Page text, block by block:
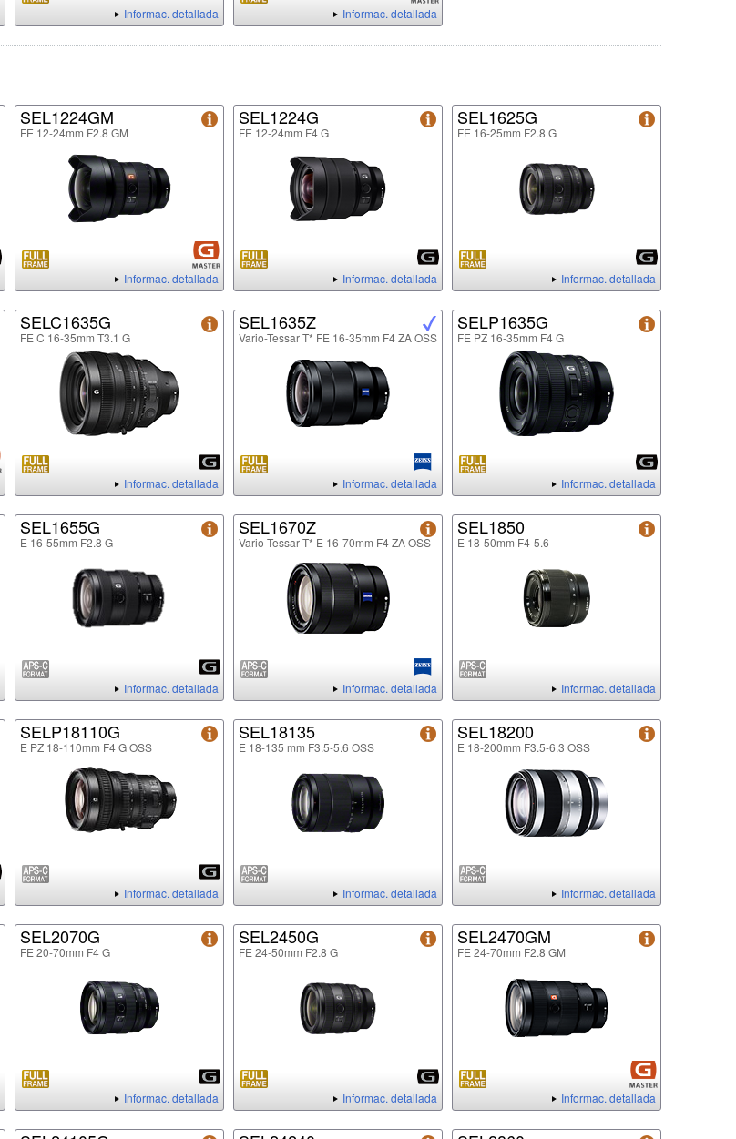
Informac. detallada Informac. detallada
SEL1224GM
FE 12-24mm F2.8 GM
Informac. detallada
SEL1224G
FE 12-24mm F4 G
Informac. detallada
SEL1625G
FE 16-25mm F2.8 G
Informac. detallada
SELC1635G
FE C 16-35mm T3.1 G
Informac. detallada
SEL1635Z
Vario-Tessar T* FE 16-35mm F4 ZA OSS
Informac. detallada
SELP1635G
FE PZ 16-35mm F4 G
Informac. detallada
SEL1655G
E 16-55mm F2.8 G
Informac. detallada
SEL1670Z
Vario-Tessar T* E 16-70mm F4 ZA OSS
Informac. detallada
SEL1850
E 18-50mm F4-5.6
Informac. detallada
SELP18110G
E PZ 18-110mm F4 G OSS
Informac. detallada
SEL18135
E 18-135 mm F3.5-5.6 OSS
Informac. detallada
SEL18200
E 18-200mm F3.5-6.3 OSS
Informac. detallada
SEL2070G
FE 20-70mm F4 G
Informac. detallada
SEL2450G
FE 24-50mm F2.8 G
Informac. detallada
SEL2470GM
FE 24-70mm F2.8 GM
Informac. detallada